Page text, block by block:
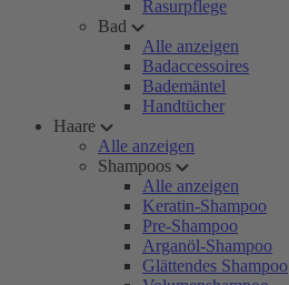
Rasurpflege
Bad
Alle anzeigen
Badaccessoires
Bademäntel
Handtücher
Haare
Alle anzeigen
Shampoos
Alle anzeigen
Keratin-Shampoo
Pre-Shampoo
Arganöl-Shampoo
Glättendes Shampoo